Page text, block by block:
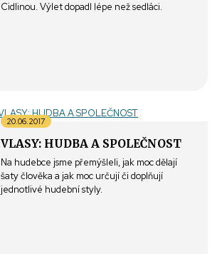
Cidlinou. Výlet dopadl lépe než sedláci.
VLASY: HUDBA A SPOLEČNOST
20.06.2017
Na hudebce jsme přemýšleli, jak moc dělají
šaty člověka a jak moc určují či doplňují
jednotlivé hudební styly.